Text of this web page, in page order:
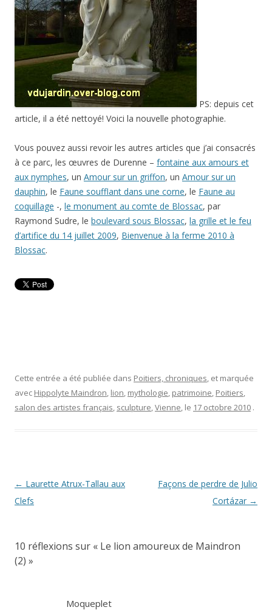
PS: depuis cet
article, il a été nettoyé! Voici la nouvelle photographie.
Vous pouvez aussi revoir les autres articles que j’ai consacrés
à ce parc, les œuvres de Durenne – fontaine aux amours et
aux nymphes, un Amour sur un griffon, un Amour sur un
dauphin, le Faune soufflant dans une corne, le Faune au
coquillage -, le monument au comte de Blossac, par
Raymond Sudre, le boulevard sous Blossac, la grille et le feu
d’artifice du 14 juillet 2009, Bienvenue à la ferme 2010 à
Blossac.
Cette entrée a été publiée dans Poitiers, chroniques, et marquée
avec Hippolyte Maindron, lion, mythologie, patrimoine, Poitiers,
salon des artistes français, sculpture,Vienne, le 17 octobre 2010 .
Navigation
des
← Laurette Atrux-Tallau aux
Clefs
Façons de perdre de Julio
Cortázar →
10 réflexions sur « Le lion amoureux de Maindron
(2) »
Moqueplet